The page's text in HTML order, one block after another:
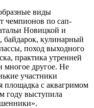
виды
чемпионов по сап-
Новицкой и
байдарок, кулинарный
поход выходного
практика утренней
многое другое. Не
участники
площадка с аквагримом
году выступила